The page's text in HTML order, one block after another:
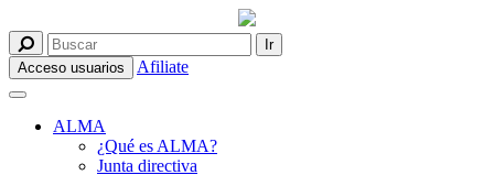
Acceso usuarios Afiliate
ALMA
¿Qué es ALMA?
Junta directiva